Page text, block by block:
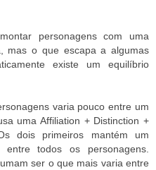
personagens com uma
mas o que escapa a algumas
existe um equilíbrio
varia pouco entre um
uma Affiliation + Distinction +
dois primeiros mantém um
entre todos os personagens.
ser o que mais varia entre